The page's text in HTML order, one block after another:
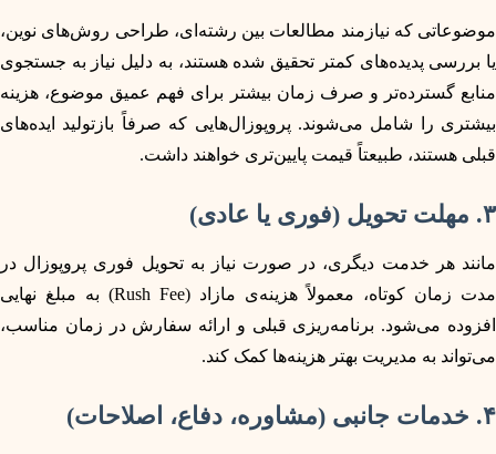
موضوعاتی که نیازمند مطالعات بین رشته‌ای، طراحی روش‌های نوین،
یا بررسی پدیده‌های کمتر تحقیق شده هستند، به دلیل نیاز به جستجوی
منابع گسترده‌تر و صرف زمان بیشتر برای فهم عمیق موضوع، هزینه
بیشتری را شامل می‌شوند. پروپوزال‌هایی که صرفاً بازتولید ایده‌های
قبلی هستند، طبیعتاً قیمت پایین‌تری خواهند داشت.
۳. مهلت تحویل (فوری یا عادی)
مانند هر خدمت دیگری، در صورت نیاز به تحویل فوری پروپوزال در
مدت زمان کوتاه، معمولاً هزینه‌ی مازاد (Rush Fee) به مبلغ نهایی
افزوده می‌شود. برنامه‌ریزی قبلی و ارائه سفارش در زمان مناسب،
می‌تواند به مدیریت بهتر هزینه‌ها کمک کند.
۴. خدمات جانبی (مشاوره، دفاع، اصلاحات)